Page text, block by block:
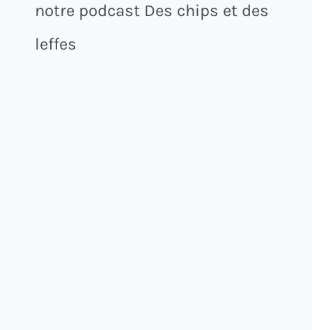
notre podcast Des chips et des
leffes